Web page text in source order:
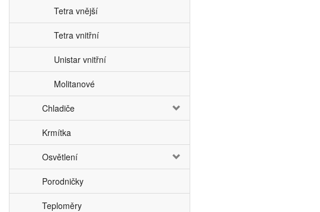
Tetra vnější
Tetra vnitřní
Unistar vnitřní
Molitanové
Chladiče
Krmítka
Osvětlení
Porodničky
Teploměry